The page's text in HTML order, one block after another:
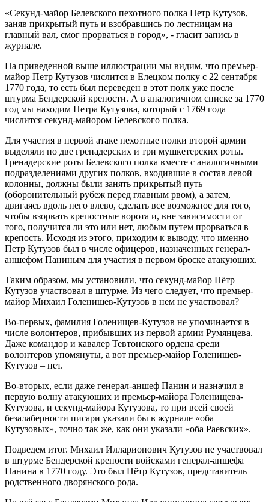
«Секунд-майор Белевского пехотного полка Петр Кутузов,
заняв прикрытый путь и взобравшись по лестницам на
главный вал, смог прорваться в город», - гласит запись в
журнале.
На приведенной выше иллюстрации мы видим, что премьер-
майор Петр Кутузов числится в Елецком полку с 22 сентября
1770 года, то есть был переведен в этот полк уже после
штурма Бендерской крепости. А в аналогичном списке за 1770
год мы находим Петра Кутузова, который с 1769 года
числится секунд-майором Белевского полка.
Для участия в первой атаке пехотные полки второй армии
выделяли по две гренадерских и три мушкетерских роты.
Гренадерские роты Белевского полка вместе с аналогичными
подразделениями других полков, входившие в состав левой
колонны, должны были занять прикрытый путь
(оборонительный рубеж перед главным рвом), а затем,
двигаясь вдоль него влево, сделать все возможное для того,
чтобы взорвать крепостные ворота и, вне зависимости от
того, получится ли это или нет, любым путем прорваться в
крепость. Исходя из этого, приходим к выводу, что именно
Петр Кутузов был в числе офицеров, назначенных генерал-
аншефом Паниным для участия в первом броске атакующих.
Таким образом, мы установили, что секунд-майор Пётр
Кутузов участвовал в штурме. Из чего следует, что премьер-
майор Михаил Голенищев-Кутузов в нем не участвовал?
Во-первых, фамилия Голенищев-Кутузов не упоминается в
числе волонтеров, прибывших из первой армии Румянцева.
Даже командор и кавалер Тевтонского ордена среди
волонтеров упомянуты, а вот премьер-майор Голенищев-
Кутузов – нет.
Во-вторых, если даже генерал-аншеф Панин и назначил в
первую волну атакующих и премьер-майора Голенищева-
Кутузова, и секунд-майора Кутузова, то при всей своей
безалаберности писари указали бы в журнале «оба
Кутузовых», точно так же, как они указали «оба Раевских».
Подведем итог. Михаил Илларионович Кутузов не участвовал
в штурме Бендерской крепости войсками генерал-аншефа
Панина в 1770 году. Это был Пётр Кутузов, представитель
родственного дворянского рода.